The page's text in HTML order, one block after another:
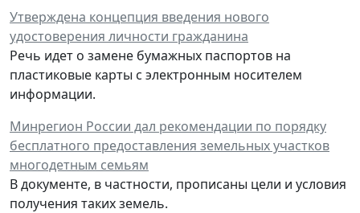
Утверждена концепция введения нового
удостоверения личности гражданина
Речь идет о замене бумажных паспортов на
пластиковые карты с электронным носителем
информации.
Минрегион России дал рекомендации по порядку
бесплатного предоставления земельных участков
многодетным семьям
В документе, в частности, прописаны цели и условия
получения таких земель.